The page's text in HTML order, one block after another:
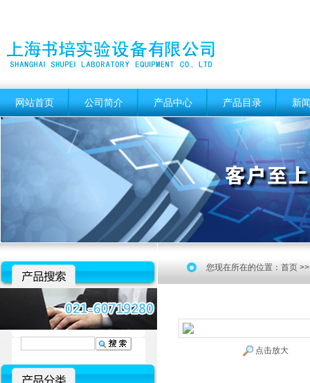
网站首页 公司简介 产品中心 产品目录 新
您现在所在的位置： 首页
点击放大